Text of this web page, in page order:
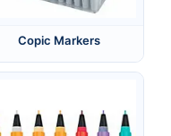
Copic Markers